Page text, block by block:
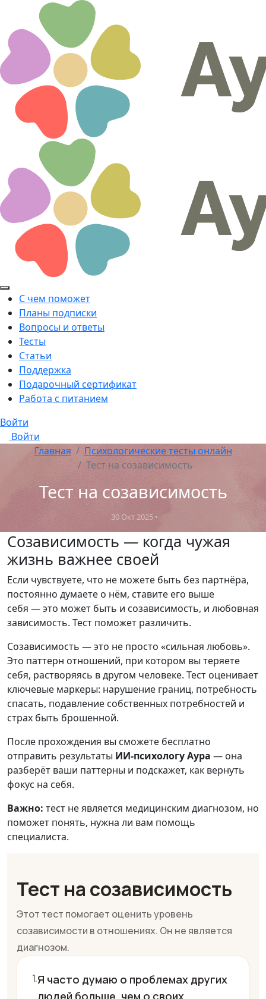
С чем поможет
Планы подписки
Вопросы и ответы
Тесты
Статьи
Поддержка
Подарочный сертификат
Работа с питанием
Войти
Войти
Главная
Психологические тесты онлайн
Тест на созависимость
Тест на созависимость
30 Окт 2025•
Созависимость — когда чужая
жизнь важнее своей
Если чувствуете, что не можете быть без партнёра,
постоянно думаете о нём, ставите его выше
себя — это может быть и созависимость, и любовная
зависимость. Тест поможет различить.
Созависимость — это не просто «сильная любовь».
Это паттерн отношений, при котором вы теряете
себя, растворяясь в другом человеке. Тест оценивает
ключевые маркеры: нарушение границ, потребность
спасать, подавление собственных потребностей и
страх быть брошенной.
После прохождения вы сможете бесплатно
отправить результаты ИИ-психологу Аура — она
разберёт ваши паттерны и подскажет, как вернуть
фокус на себя.
Важно: тест не является медицинским диагнозом, но
поможет понять, нужна ли вам помощь
специалиста.
Тест на созависимость
Этот тест помогает оценить уровень
созависимости в отношениях. Он не является
диагнозом.
Я часто думаю о проблемах других
людей больше, чем о своих